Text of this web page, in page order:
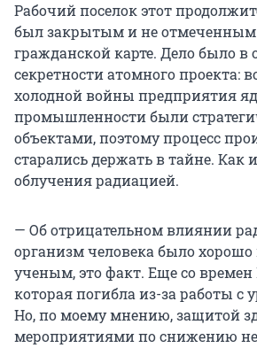
Рабочий поселок этот
был закрытым и не отмеченным
гражданской карте. Дело было в
секретности атомного проекта:
холодной войны предприятия
промышленности были
объектами, поэтому процесс
старались держать в тайне. Как
облучения радиацией.
— Об отрицательном влиянии
организм человека было хорошо
ученым, это факт. Еще со
которая погибла из-за работы с
Но, по моему мнению, защитой
мероприятиями по снижению